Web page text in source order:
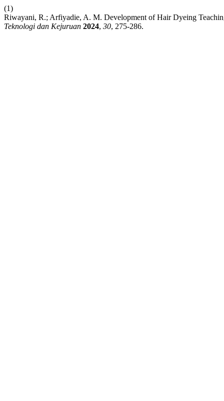
(1)
Riwayani, R.; Arfiyadie, A. M. Development of Hair Dyeing
Teknologi dan Kejuruan 2024, 30, 275-286.